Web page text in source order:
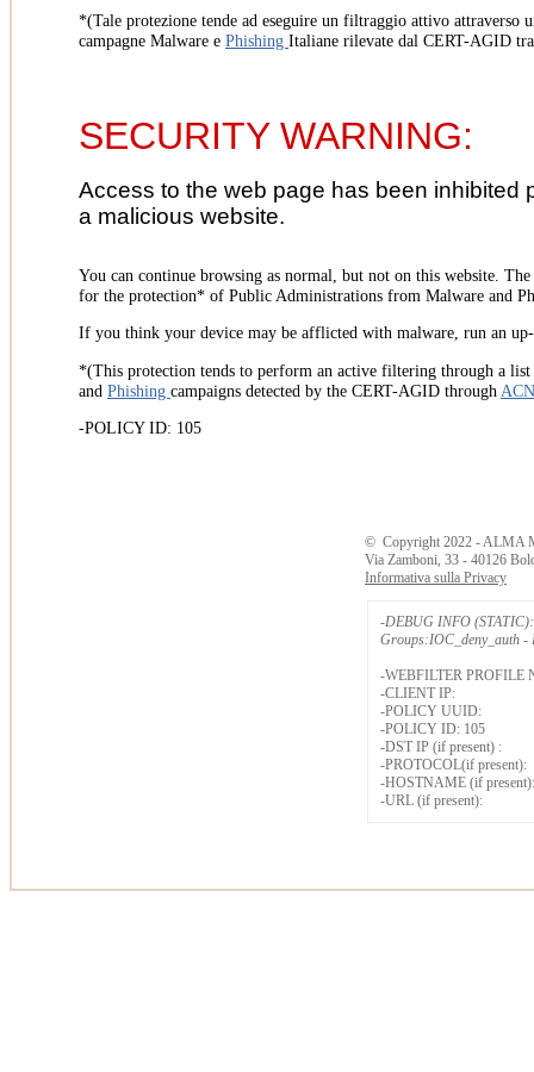
*(Tale protezione tende ad eseguire un filtraggio attivo
campagne Malware e Phishing Italiane rilevate dal CERT-AGID
SECURITY WARNING:
Access to the web page has been
a malicious website.
You can continue browsing as normal, but not on this website.
for the protection* of Public Administrations from Malware and
If you think your device may be afflicted with malware, run an
*(This protection tends to perform an active filtering through a
and Phishing campaigns detected by the CERT-AGID through
-POLICY ID: 105
© Copyright 2022 - ALMA
Via Zamboni, 33 - 40126
Informativa sulla Privacy
-DEBUG INFO (STATIC):
Groups:IOC_deny_auth -
-WEBFILTER PROFILE
-CLIENT IP:
-POLICY UUID:
-POLICY ID: 105
-DST IP (if present) :
-PROTOCOL(if present):
-HOSTNAME (if present):
-URL (if present):